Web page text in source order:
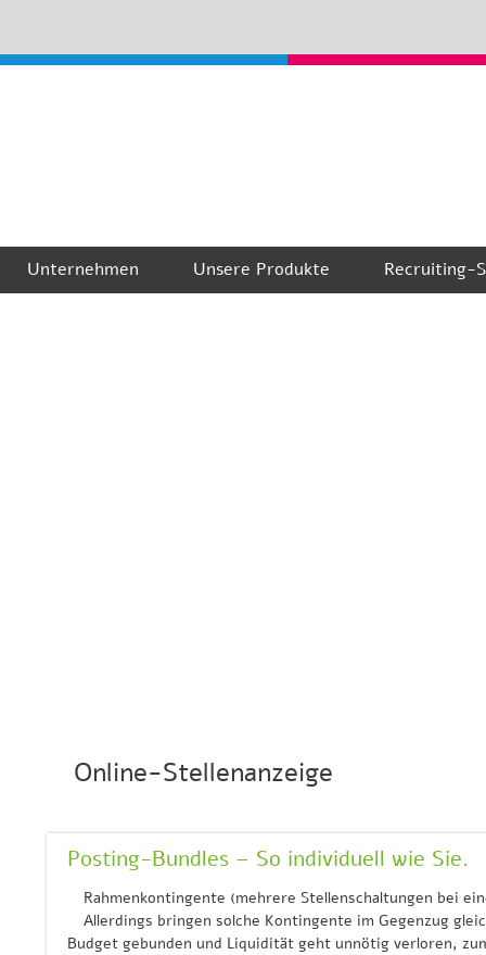
Unternehmen Unsere Produkte Recruiting-
Online-Stellenanzeige
Posting-Bundles – So individuell wie Sie.
Rahmenkontingente (mehrere Stellenschaltungen bei
Allerdings bringen solche Kontingente im Gegenzug
Budget gebunden und Liquidität geht unnötig verloren,